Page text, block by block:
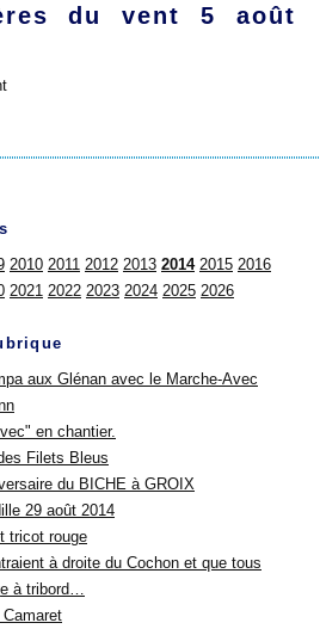
du vent 5 août
2010 2011 2012 2013 2014 2015 2016
2021 2022 2023 2024 2025 2026
aux Glénan avec le Marche-Avec
en chantier.
Filets Bleus
du BICHE à GROIX
29 août 2014
tricot rouge
à droite du Cochon et que tous
à tribord…
Camaret